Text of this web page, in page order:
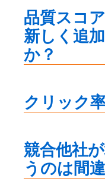
品質スコ
新しく追
か？
クリック
競合他社
うのは間